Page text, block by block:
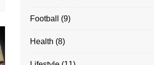
Football (9)
Health (8)